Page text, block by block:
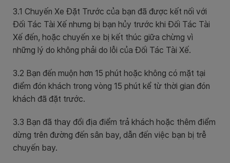
3.1 Chuyến Xe Đặt Trước của bạn đã được kết nối với
Đối Tác Tài Xế nhưng bị bạn hủy trước khi Đối Tác Tài
Xế đến, hoặc chuyến xe bị kết thúc giữa chừng vì
những lý do không phải do lỗi của Đối Tác Tài Xế.
3.2 Bạn đến muộn hơn 15 phút hoặc không có mặt tại
điểm đón khách trong vòng 15 phút kể từ thời gian đón
khách đã đặt trước.
3.3 Bạn đã thay đổi địa điểm trả khách hoặc thêm điểm
dừng trên đường đến sân bay, dẫn đến việc bạn bị trễ
chuyến bay.